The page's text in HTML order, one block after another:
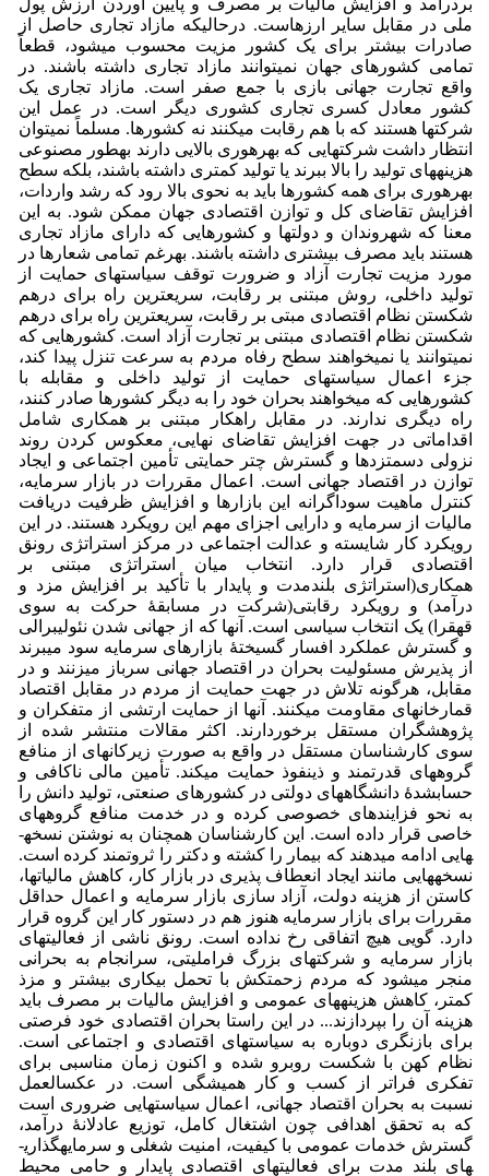
بردرآمد و افزایش مالیات بر مصرف و پایین آوردن ارزش پول
ملی در مقابل سایر ارزهاست. در­حالی­که مازاد تجاری حاصل از
صادرات بیشتر برای یک کشور مزیت محسوب می­شود، قطعاً
تمامی کشورهای جهان نمی­توانند مازاد تجاری داشته باشند. در
واقع تجارت جهانی بازی با جمع صفر است. مازاد تجاری یک
کشور معادل کسری تجاری کشوری دیگر است. در عمل این
شرکت­ها هستند که با هم رقابت می­کنند نه کشورها. مسلماً نمی­توان
انتظار داشت شرکت­هایی که بهره­وری بالایی دارند به­طور مصنوعی
هزینه­های تولید را بالا ببرند یا تولید کمتری داشته باشند، بلکه سطح
بهره­وری برای همه کشورها باید به نحوی بالا رود که رشد واردات،
افزایش تقاضای کل و توازن اقتصادی جهان ممکن شود. به این
معنا که شهروندان و دولت­ها و کشورهایی که دارای مازاد تجاری
هستند باید مصرف بیشتری داشته باشند. به­رغم تمامی شعارها در
مورد مزیت تجارت آزاد و ضرورت توقف سیاست­های حمایت از
تولید داخلی، روش مبتنی بر رقابت، سریع­ترین راه برای درهم
شکستن نظام اقتصادی مبتی بر رقابت، سریع­ترین راه برای درهم
شکستن نظام اقتصادی مبتنی بر تجارت آزاد است. کشورهایی که
نمی­توانند یا نمی­خواهند سطح رفاه مردم به سرعت تنزل پیدا کند،
جزء اعمال سیاست­های حمایت از تولید داخلی و مقابله با
کشورهایی که می­خواهند بحران خود را به دیگر کشورها صادر کنند،
راه دیگری ندارند. در مقابل راهکار مبتنی بر همکاری شامل
اقداماتی در جهت افزایش تقاضای نهایی، معکوس کردن روند
نزولی دسمتزدها و گسترش چتر حمایتی تأمین اجتماعی و ایجاد
توازن در اقتصاد جهانی است. اعمال مقررات در بازار سرمایه،
کنترل ماهیت سوداگرانه این بازارها و افزایش ظرفیت دریافت
مالیات از سرمایه و دارایی اجزای مهم این رویکرد هستند. در این
رویکرد کار شایسته و عدالت اجتماعی در مرکز استراتژی رونق
اقتصادی قرار دارد. انتخاب میان استراتژی مبتنی بر
همکاری(استراتژی بلندمدت و پایدار با تأکید بر افزایش مزد و
درآمد) و رویکرد رقابتی(شرکت در مسابقۀ حرکت به سوی
قهقرا) یک انتخاب سیاسی است. آنها که از جهانی شدن نئولیبرالی
و گسترش عملکرد افسار گسیختۀ بازارهای سرمایه سود می­برند
از پذیرش مسئولیت بحران در اقتصاد جهانی سرباز می­زنند و در
مقابل، هرگونه تلاش در جهت حمایت از مردم در مقابل اقتصاد
قمارخانه­ای مقاومت می­کنند. آنها از حمایت ارتشی از متفکران و
پژوهشگران مستقل برخوردارند. اکثر مقالات منتشر شده از
سوی کارشناسان مستقل در واقع به صورت زیرکانه­ای از منافع
گروه­های قدرتمند و ذی­نفوذ حمایت می­کند. تأمین مالی ناکافی و
حساب­شدۀ دانشگاه­های دولتی در کشورهای صنعتی، تولید دانش را
به نحو فزاینده­ای خصوصی کرده و در خدمت منافع گروه­های
خاصی قرار داده است. این کارشناسان همچنان به نوشتن نسخه­
هایی ادامه می­دهند که بیمار را کشته و دکتر را ثروتمند کرده است.
نسخه­هایی مانند ایجاد انعطاف پذیری در بازار کار، کاهش مالیات­ها،
کاستن از هزینه دولت، آزاد سازی بازار سرمایه و اعمال حداقل
مقررات برای بازار سرمایه هنوز هم در دستور کار این گروه قرار
دارد. گویی هیچ اتفاقی رخ نداده است. رونق ناشی از فعالیت­های
بازار سرمایه و شرکت­های بزرگ فراملیتی، سرانجام به بحرانی
منجر می­شود که مردم زحمتکش با تحمل بیکاری بیشتر و مزذ
کمتر، کاهش هزینه­های عمومی و افزایش مالیات بر مصرف باید
هزینه آن را بپردازند... در این راستا بحران اقتصادی خود فرصتی
برای بازنگری دوباره به سیاست­های اقتصادی و اجتماعی است.
نظام کهن با شکست روبرو شده و اکنون زمان مناسبی برای
تفکری فراتر از کسب و کار همیشگی است. در عکس­العمل
نسبت به بحران اقتصاد جهانی، اعمال سیاست­هایی ضروری است
که به تحقق اهدافی چون اشتغال کامل، توزیع عادلانۀ درآمد،
گسترش خدمات عمومی با کیفیت، امنیت شغلی و سرمایه­گذاری­
های بلند مدت برای فعالیت­های اقتصادی پایدار و حامی محیط